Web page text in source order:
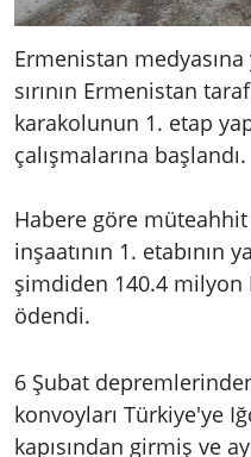
Ermenistan
sırının Ermenistan
karakolunun 1. etap
çalışmalarına başlandı.
Habere göre
inşaatının 1. etabının
şimdiden 140.4 milyon
ödendi.
6 Şubat
konvoyları Türkiye'ye
kapısından girmiş ve